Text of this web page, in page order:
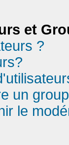
et
?
un
le